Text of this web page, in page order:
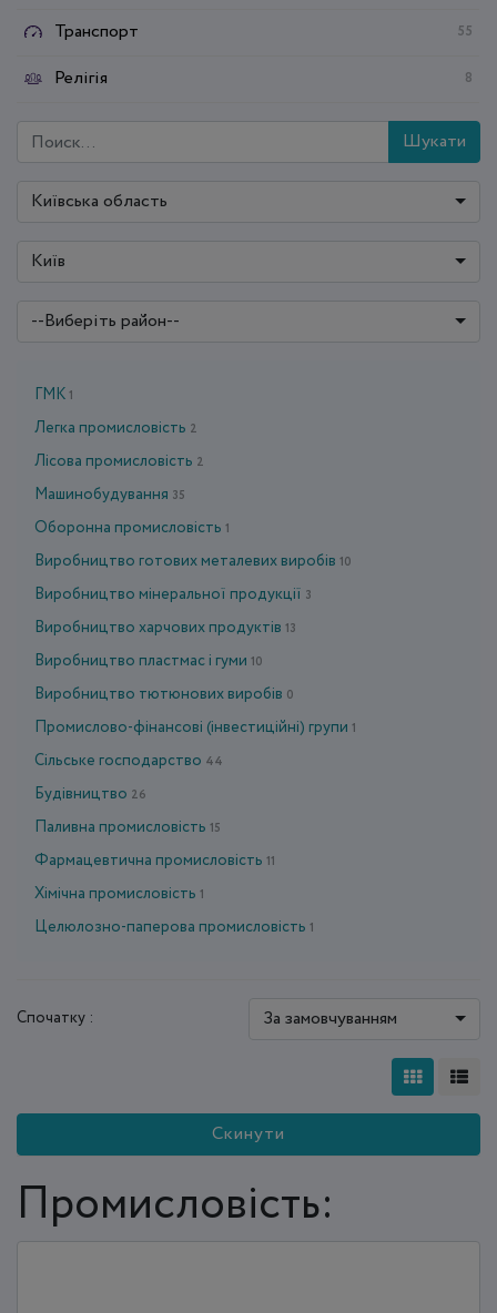
Транспорт 55
Релігія 8
Шукати
Київська область
Київ
--Виберіть район--
ГМК1
Легка промисловість 2
Лісова промисловість 2
Машинобудування 35
Оборонна промисловість 1
Виробництво готових металевих виробів 10
Виробництво мінеральної продукції 3
Виробництво харчових продуктів 13
Виробництво пластмас і гуми 10
Виробництво тютюнових виробів 0
Промислово-фінансові (інвестиційні) групи 1
Сільське господарство 44
Будівництво 26
Паливна промисловість 15
Фармацевтична промисловість 11
Хімічна промисловість 1
Целюлозно-паперова промисловість 1
Спочатку : За замовчуванням
Скинути
Промисловість: